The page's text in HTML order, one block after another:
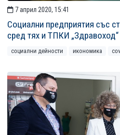
7 април 2020, 15:41
Социални предприятия със
сред тях и ТПКИ „Здравоход“
социални дейности икономика